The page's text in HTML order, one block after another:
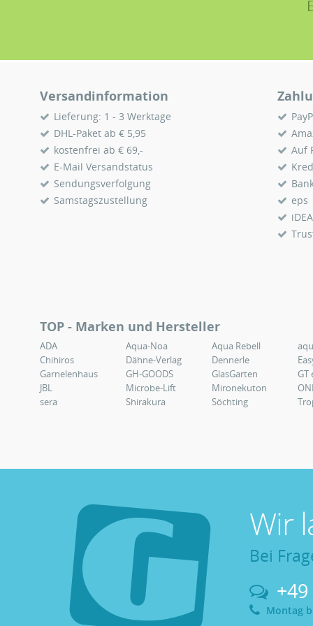
Versandinformation
Lieferung: 1 - 3 Werktage
DHL-Paket ab € 5,95
kostenfrei ab € 69,-
E-Mail Versandstatus
Sendungsverfolgung
Samstagszustellung
Auf
eps
TOP - Marken und Hersteller
ADA Aqua-Noa Aqua Rebell
Chihiros
Dähne-Verlag Dennerle
Garnelenhaus
GH-GOODS GlasGarten
GT
JBL
Microbe-Lift Mironekuton
sera
Shirakura Söchting
Wir
Bei
Montag